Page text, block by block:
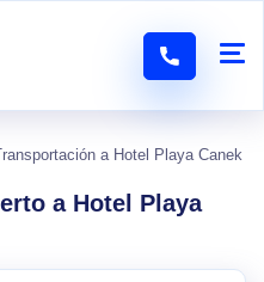
a Hotel Playa Canek
a Hotel Playa